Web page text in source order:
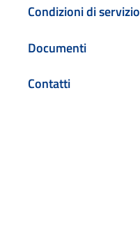
Condizioni di servizio
Documenti
Contatti